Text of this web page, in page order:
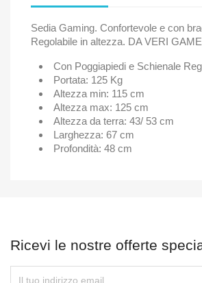
Sedia Gaming. Confortevole e con
Regolabile in altezza. DA VERI
Con Poggiapiedi e Schienale
Portata: 125 Kg
Altezza min: 115 cm
Altezza max: 125 cm
Altezza da terra: 43/ 53 cm
Larghezza: 67 cm
Profondità: 48 cm
Ricevi le nostre offerte